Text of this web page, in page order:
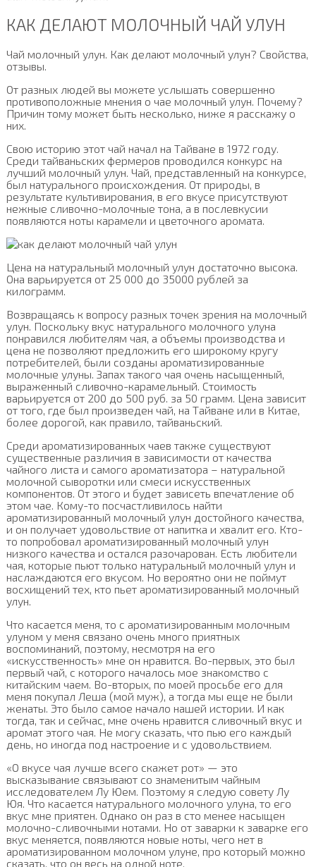
КАК ДЕЛАЮТ МОЛОЧНЫЙ ЧАЙ УЛУН
Чай молочный улун. Как делают молочный улун? Свойства,
отзывы.
От разных людей вы можете услышать совершенно
противоположные мнения о чае молочный улун. Почему?
Причин тому может быть несколько, ниже я расскажу о
них.
Свою историю этот чай начал на Тайване в 1972 году.
Среди тайваньских фермеров проводился конкурс на
лучший молочный улун. Чай, представленный на конкурсе,
был натурального происхождения. От природы, в
результате культивирования, в его вкусе присутствуют
нежные сливочно-молочные тона, а в послевкусии
появляются ноты карамели и цветочного аромата.
Цена на натуральный молочный улун достаточно высока.
Она варьируется от 25 000 до 35000 рублей за
килограмм.
Возвращаясь к вопросу разных точек зрения на молочный
улун. Поскольку вкус натурального молочного улуна
понравился любителям чая, а объемы производства и
цена не позволяют предложить его широкому кругу
потребителей, были созданы ароматизированные
молочные улуны. Запах такого чая очень насыщенный,
выраженный сливочно-карамельный. Стоимость
варьируется от 200 до 500 руб. за 50 грамм. Цена зависит
от того, где был произведен чай, на Тайване или в Китае,
более дорогой, как правило, тайваньский.
Среди ароматизированных чаев также существуют
существенные различия в зависимости от качества
чайного листа и самого ароматизатора – натуральной
молочной сыворотки или смеси искусственных
компонентов. От этого и будет зависеть впечатление об
этом чае. Кому-то посчастливилось найти
ароматизированный молочный улун достойного качества,
и он получает удовольствие от напитка и хвалит его. Кто-
то попробовал ароматизированный молочный улун
низкого качества и остался разочарован. Есть любители
чая, которые пьют только натуральный молочный улун и
наслаждаются его вкусом. Но вероятно они не поймут
восхищений тех, кто пьет ароматизированный молочный
улун.
Что касается меня, то с ароматизированным молочным
улуном у меня связано очень много приятных
воспоминаний, поэтому, несмотря на его
«искусственность» мне он нравится. Во-первых, это был
первый чай, с которого началось мое знакомство с
китайским чаем. Во-вторых, по моей просьбе его для
меня покупал Леша (мой муж), а тогда мы еще не были
женаты. Это было самое начало нашей истории. И как
тогда, так и сейчас, мне очень нравится сливочный вкус и
аромат этого чая. Не могу сказать, что пью его каждый
день, но иногда под настроение и с удовольствием.
«О вкусе чая лучше всего скажет рот» — это
высказывание связывают со знаменитым чайным
исследователем Лу Юем. Поэтому я следую совету Лу
Юя. Что касается натурального молочного улуна, то его
вкус мне приятен. Однако он раз в сто менее насыщен
молочно-сливочными нотами. Но от заварки к заварке его
вкус меняется, появляются новые ноты, чего нет в
ароматизированном молочном улуне, про который можно
сказать, что он весь на одной ноте.